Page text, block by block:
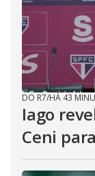
DO R7/HÁ 43
Iago
Ceni